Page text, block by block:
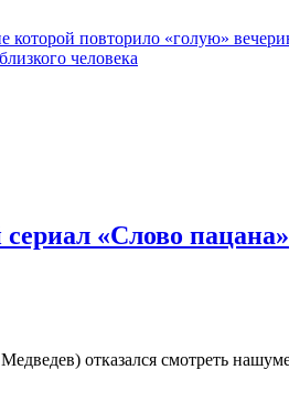
которой повторило «голую»
человека
«Слово пацана»
отказался смотреть